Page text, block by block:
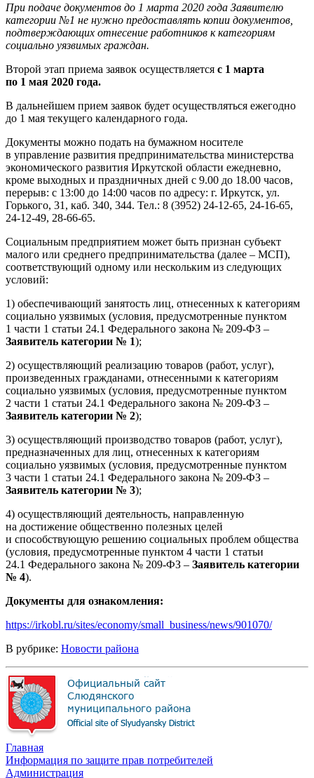
При подаче документов до 1 марта 2020 года Заявителю
категории №1 не нужно предоставлять копии документов,
подтверждающих отнесение работников к категориям
социально уязвимых граждан.
Второй этап приема заявок осуществляется с 1 марта
по 1 мая 2020 года.
В дальнейшем прием заявок будет осуществляться ежегодно
до 1 мая текущего календарного года.
Документы можно подать на бумажном носителе
в управление развития предпринимательства министерства
экономического развития Иркутской области ежедневно,
кроме выходных и праздничных дней с 9.00 до 18.00 часов,
перерыв: с 13:00 до 14:00 часов по адресу: г. Иркутск, ул.
Горького, 31, каб. 340, 344. Тел.: 8 (3952) 24-12-65, 24-16-65,
24-12-49, 28-66-65.
Социальным предприятием может быть признан субъект
малого или среднего предпринимательства (далее – МСП),
соответствующий одному или нескольким из следующих
условий:
1) обеспечивающий занятость лиц, отнесенных к категориям
социально уязвимых (условия, предусмотренные пунктом
1 части 1 статьи 24.1 Федерального закона № 209-ФЗ –
Заявитель категории № 1);
2) осуществляющий реализацию товаров (работ, услуг),
произведенных гражданами, отнесенными к категориям
социально уязвимых (условия, предусмотренные пунктом
2 части 1 статьи 24.1 Федерального закона № 209-ФЗ –
Заявитель категории № 2);
3) осуществляющий производство товаров (работ, услуг),
предназначенных для лиц, отнесенных к категориям
социально уязвимых (условия, предусмотренные пунктом
3 части 1 статьи 24.1 Федерального закона № 209-ФЗ –
Заявитель категории № 3);
4) осуществляющий деятельность, направленную
на достижение общественно полезных целей
и способствующую решению социальных проблем общества
(условия, предусмотренные пунктом 4 части 1 статьи
24.1 Федерального закона № 209-ФЗ – Заявитель категории
№ 4).
Документы для ознакомления:
https://irkobl.ru/sites/economy/small_business/news/901070/
В рубрике: Новости района
Главная
Информация по защите прав потребителей
Администрация